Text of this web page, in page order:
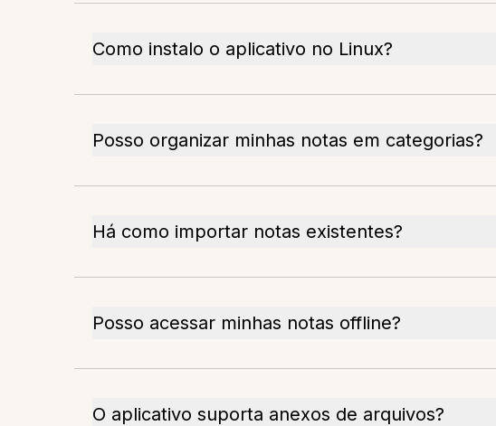
Como instalo o aplicativo no Linux?
Posso organizar minhas notas em categorias?
Há como importar notas existentes?
Posso acessar minhas notas offline?
O aplicativo suporta anexos de arquivos?